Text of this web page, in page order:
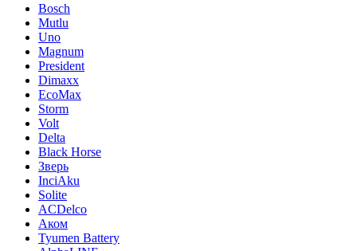
Bosch
Mutlu
Uno
Magnum
President
Dimaxx
EcoMax
Storm
Volt
Delta
Black Horse
Зверь
InciAku
Solite
ACDelco
Аком
Tyumen Battery